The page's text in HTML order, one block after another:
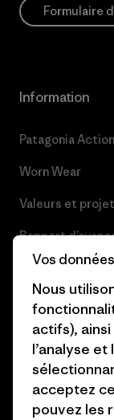
Formulaire
Information
Patagonia
Worn Wear
Valeurs et
Rapport
Business
Objectifs
1% For The
Comment nous
Cartes cadeaux
Vos
Nous
actifs),
l’analyse
acceptez
pouvez les